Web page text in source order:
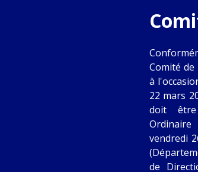
Comité
à
22 mars
doit être
vendredi
de